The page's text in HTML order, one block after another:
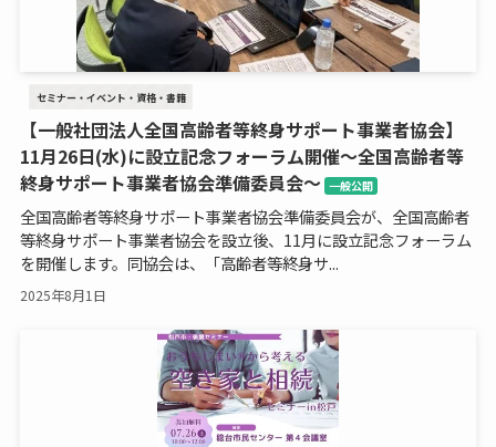
セミナー・イベント・資格・書籍
【一般社団法人全国高齢者等終身サポート事業者協会】
11月26日(水)に設立記念フォーラム開催～全国高齢者等
終身サポート事業者協会準備委員会～ 一般公開
全国高齢者等終身サポート事業者協会準備委員会が、全国高齢者
等終身サポート事業者協会を設立後、11月に設立記念フォーラム
を開催します。同協会は、「高齢者等終身サ...
2025年8月1日